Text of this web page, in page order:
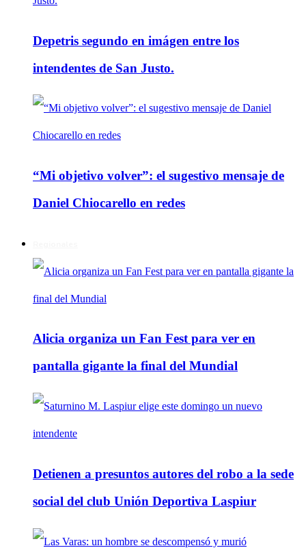
Depetris segundo en imágen entre los
intendentes de San Justo.
“Mi objetivo volver”: el sugestivo mensaje de
Daniel Chiocarello en redes
Alicia organiza un Fan Fest para ver en
pantalla gigante la final del Mundial
Detienen a presuntos autores del robo a la sede
social del club Unión Deportiva Laspiur